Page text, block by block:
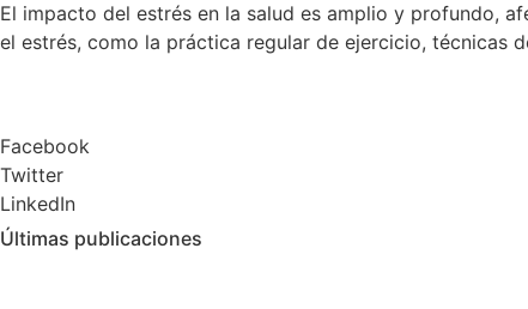
El impacto del estrés en la salud es amplio y profundo,
el estrés, como la práctica regular de ejercicio, técnicas
Facebook
Twitter
LinkedIn
Últimas publicaciones